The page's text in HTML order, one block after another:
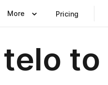
More Pricing
to